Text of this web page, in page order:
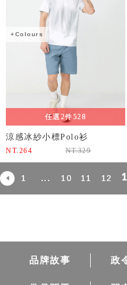
+Colours
任選2件528
涼感冰紗小標Polo衫
NT. 264 NT.329
1 ... 10 11 12
品牌故事 政